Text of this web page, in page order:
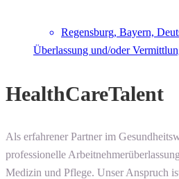
Regensburg, Bayern,
Überlassung und/oder
HealthCareTalent
Als erfahrener Partner im
professionelle
Medizin und Pflege. Unser Anspruch